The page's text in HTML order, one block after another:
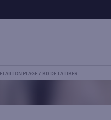
PLAGE 7 BD DE LA LIBER